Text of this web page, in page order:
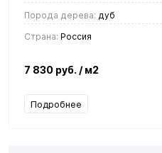
Порода дерева: дуб
Страна: Россия
7 830 руб. / м2
Подробнее